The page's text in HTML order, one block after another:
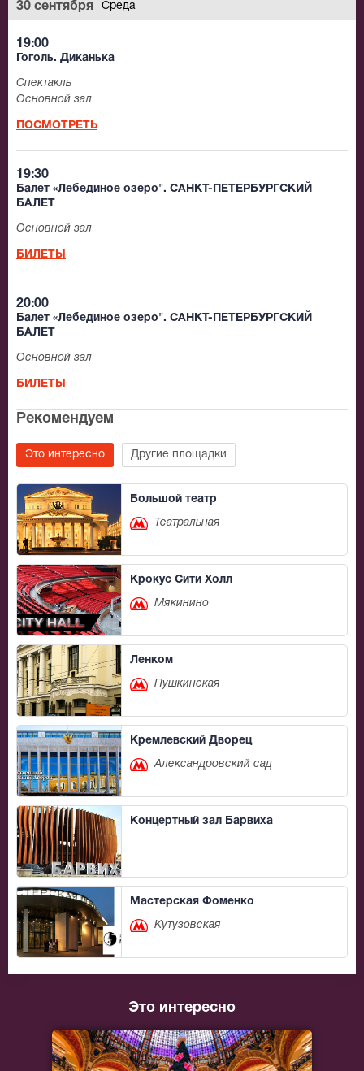
30 сентября Среда
19:00
Гоголь. Диканька
Спектакль
Основной зал
ПОСМОТРЕТЬ
19:30
Балет «Лебединое озеро". САНКТ-ПЕТЕРБУРГСКИЙ
БАЛЕТ
Основной зал
БИЛЕТЫ
20:00
Балет «Лебединое озеро". САНКТ-ПЕТЕРБУРГСКИЙ
БАЛЕТ
Основной зал
БИЛЕТЫ
Рекомендуем
Это интересно Другие площадки
Большой театр
Театральная
Крокус Сити Холл
Мякинино
Ленком
Пушкинская
Кремлевский Дворец
Александровский сад
Концертный зал Барвиха
Мастерская Фоменко
Кутузовская
Это интересно